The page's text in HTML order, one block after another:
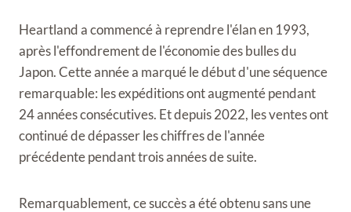
Heartland a commencé à reprendre l'élan en 1993,
après l'effondrement de l'économie des bulles du
Japon. Cette année a marqué le début d'une séquence
remarquable: les expéditions ont augmenté pendant
24 années consécutives. Et depuis 2022, les ventes ont
continué de dépasser les chiffres de l'année
précédente pendant trois années de suite.
Remarquablement, ce succès a été obtenu sans une